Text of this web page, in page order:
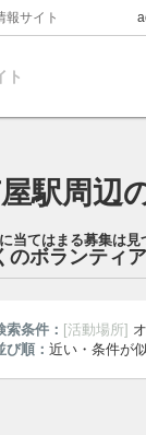
報サイト
ト
駅周辺
当てはまる募集は見
のボランティア
索条件： [活動場所]
び順： 近い・条件が